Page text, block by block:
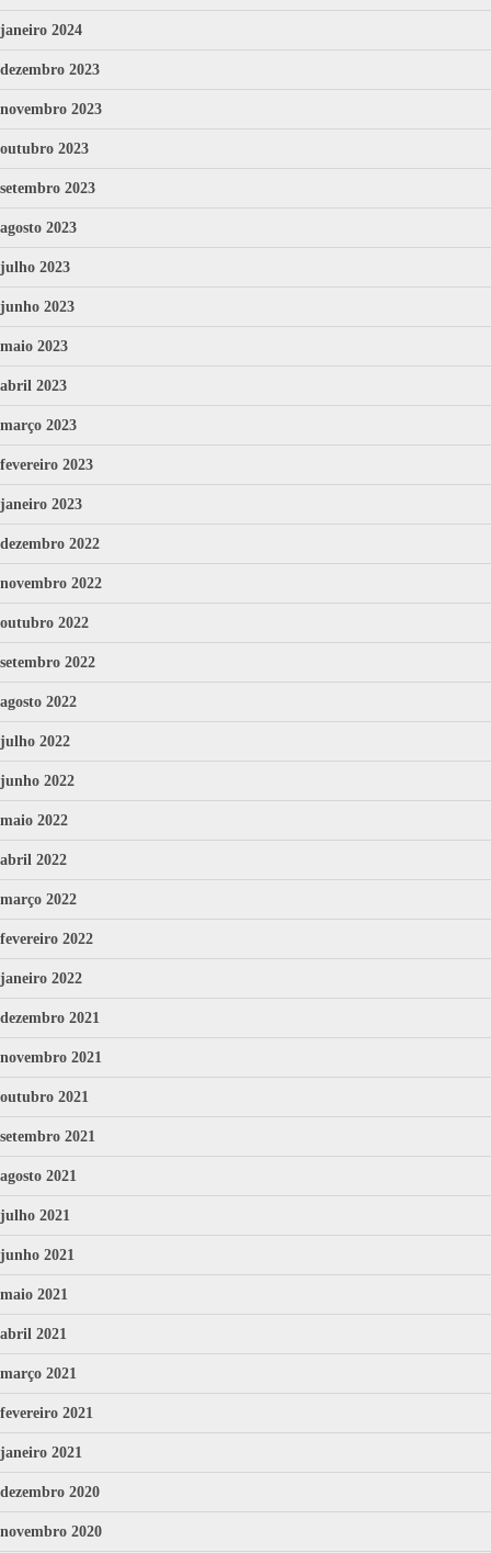
janeiro 2024
dezembro 2023
novembro 2023
outubro 2023
setembro 2023
agosto 2023
julho 2023
junho 2023
maio 2023
abril 2023
março 2023
fevereiro 2023
janeiro 2023
dezembro 2022
novembro 2022
outubro 2022
setembro 2022
agosto 2022
julho 2022
junho 2022
maio 2022
abril 2022
março 2022
fevereiro 2022
janeiro 2022
dezembro 2021
novembro 2021
outubro 2021
setembro 2021
agosto 2021
julho 2021
junho 2021
maio 2021
abril 2021
março 2021
fevereiro 2021
janeiro 2021
dezembro 2020
novembro 2020